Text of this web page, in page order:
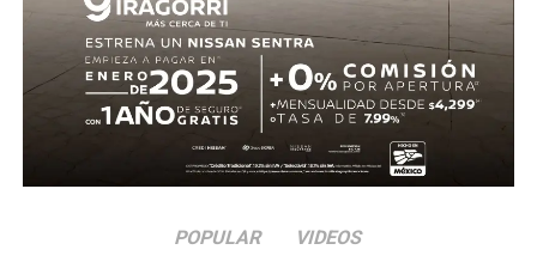
ventaja para el conjunto tricolor.
En la segunda mitad, Ecuador adelantó líneas y buscó
reaccionar con cambios ofensivos, pero careció de
claridad frente al arco. México, por su parte, optó por
administrar la ventaja y buscar espacios al contragolpe.
POPULAR VIDEOS